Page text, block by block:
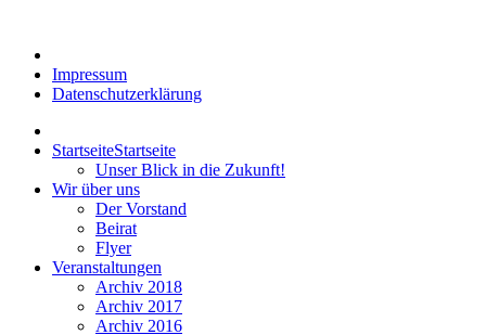
Impressum
Datenschutzerklärung
StartseiteStartseite
Unser Blick in die Zukunft!
Wir über uns
Der Vorstand
Beirat
Flyer
Veranstaltungen
Archiv 2018
Archiv 2017
Archiv 2016